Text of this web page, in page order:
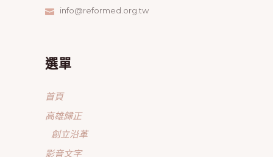
info@reformed.org.tw
選單
首頁
高雄歸正
創立沿革
影音文字